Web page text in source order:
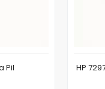
Pil
HP